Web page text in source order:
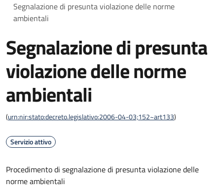
Segnalazione di presunta violazione delle norme
ambientali
Segnalazione di presunta
violazione delle norme
ambientali
(urn:nir:stato:decreto.legislativo:2006-04-03;152~art133)
Servizio attivo
Procedimento di segnalazione di presunta violazione delle
norme ambientali